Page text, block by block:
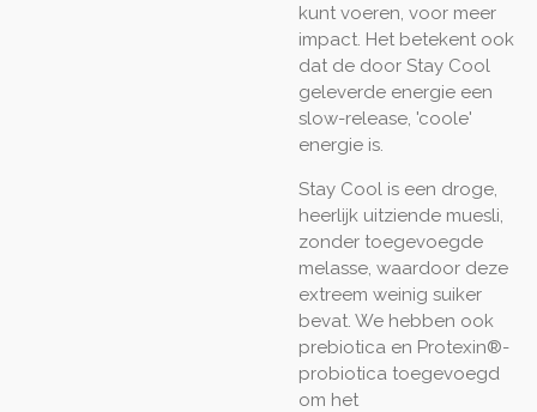
kunt voeren, voor meer
impact. Het betekent ook
dat de door Stay Cool
geleverde energie een
slow-release, 'coole'
energie is.
Stay Cool is een droge,
heerlijk uitziende muesli,
zonder toegevoegde
melasse, waardoor deze
extreem weinig suiker
bevat. We hebben ook
prebiotica en Protexin®-
probiotica toegevoegd
om het